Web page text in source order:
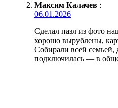
Максим Калачев :
06.01.2026
Сделал пазл из фото
хорошо вырублены,
Собирали всей семьей,
подключилась — в